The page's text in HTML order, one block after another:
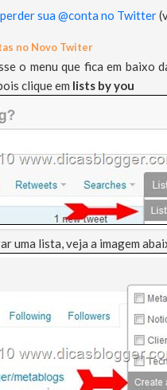
sua @conta no Twitter
no Novo Twiter
o menu que fica em baixo
clique em lists by you
uma lista, veja a imagem